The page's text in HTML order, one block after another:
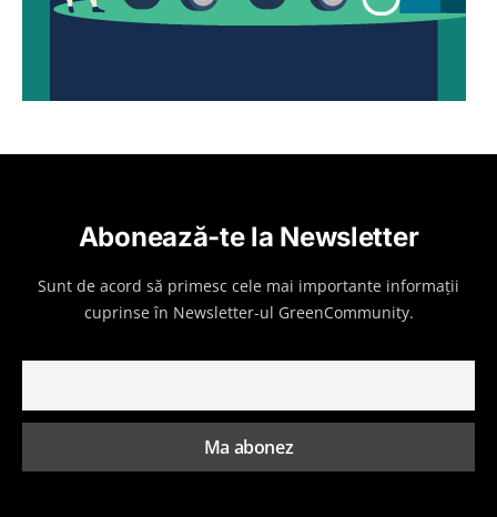
Abonează-te la Newsletter
Sunt de acord să primesc cele mai importante informații
cuprinse în Newsletter-ul GreenCommunity.